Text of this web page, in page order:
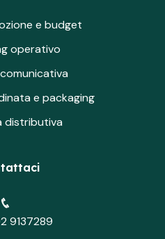
e budget
operativo
e packaging
distributiva
9137289